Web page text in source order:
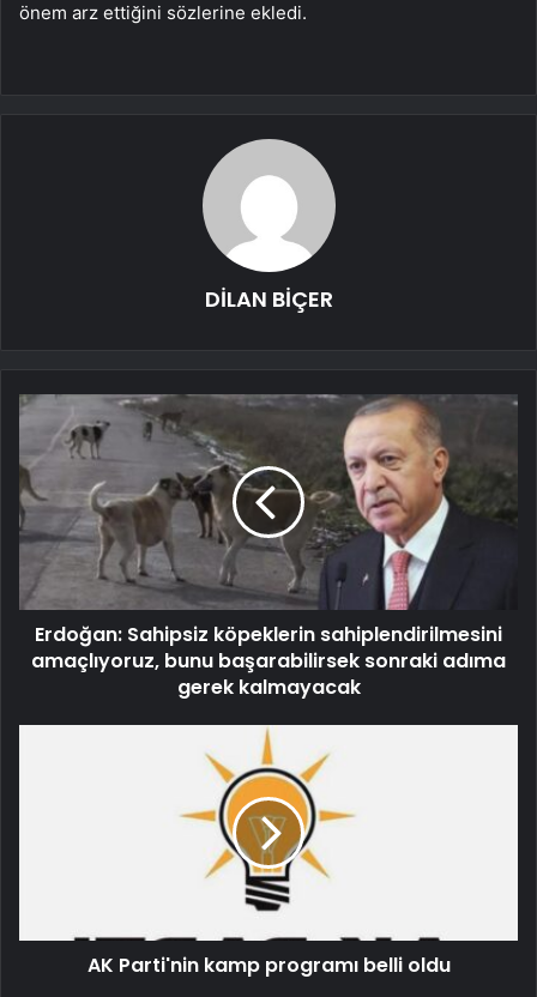
önem arz ettiğini sözlerine ekledi.
DİLAN BİÇER
Erdoğan: Sahipsiz köpeklerin sahiplendirilmesini
amaçlıyoruz, bunu başarabilirsek sonraki adıma
gerek kalmayacak
AK Parti'nin kamp programı belli oldu